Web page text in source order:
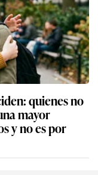
quienes no
mayor
y no es por